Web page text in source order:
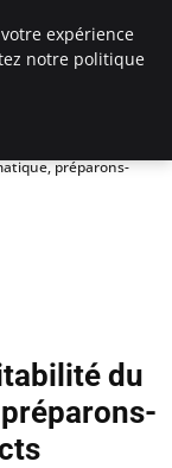
préparons-
du
expérience
notre politique